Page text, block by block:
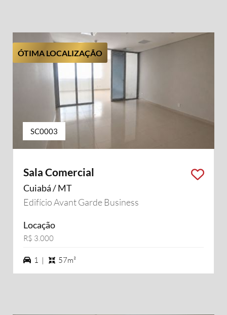
ÓTIMA LOCALIZAÇÃO
SC0003
Sala Comercial
Cuiabá / MT
Edifício Avant Garde Business
Locação
R$ 3.000
1 vagas na garagem
1 | 57m²